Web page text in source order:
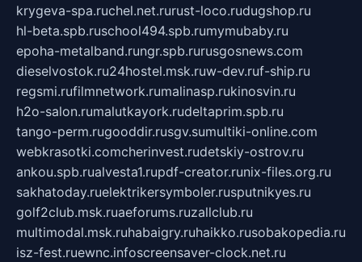
krygeva-spa.ruchel.net.rurust-loco.rudugshop.ru
hl-beta.spb.ruschool494.spb.rumymubaby.ru
epoha-metalband.rungr.spb.rurusgosnews.com
dieselvostok.ru24hostel.msk.ruw-dev.ruf-ship.ru
regsmi.rufilmnetwork.rumalinasp.rukinosvin.ru
h2o-salon.rumalutkayork.rudeltaprim.spb.ru
tango-perm.rugooddir.rusgv.sumultiki-online.com
webkrasotki.comcherinvest.rudetskiy-ostrov.ru
ankou.spb.rualvesta1.rupdf-creator.runix-files.org.ru
sakhatoday.ruelektrikersymboler.rusputnikyes.ru
golf2club.msk.ruaeforums.ruzallclub.ru
multimodal.msk.ruhabaigry.ruhaikko.rusobakopedia.ru
isz-fest.ruewnc.infoscreensaver-clock.net.ru